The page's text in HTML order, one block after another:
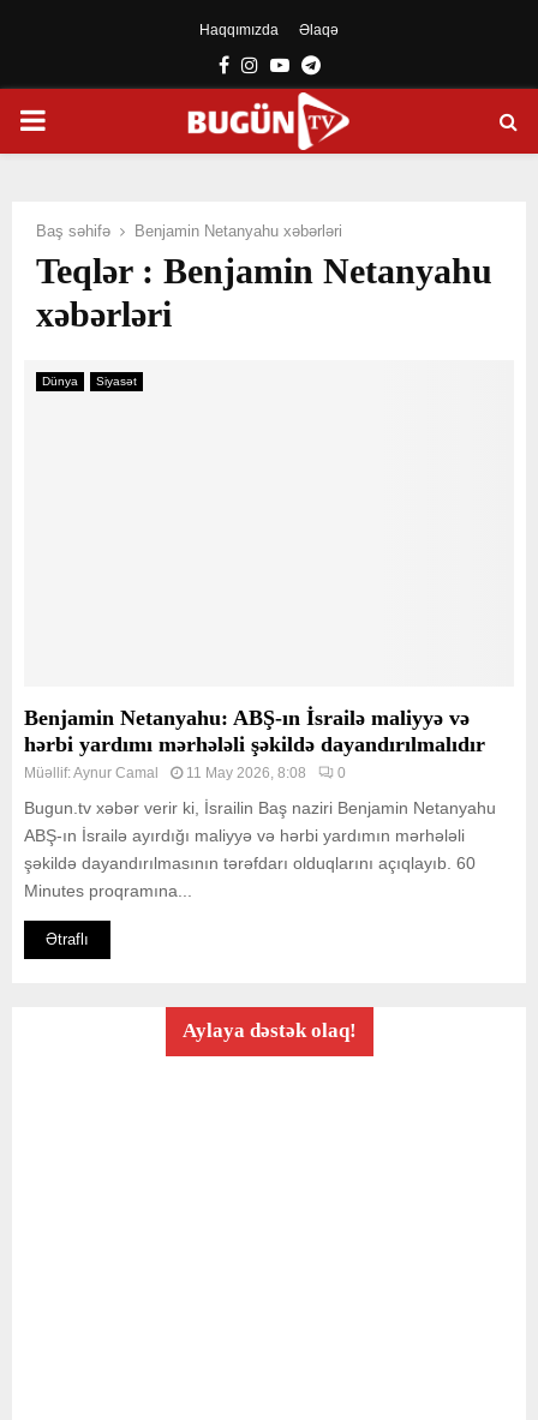
Haqqımızda Əlaqə
Facebook
Instagram
YoutubeTelegram
PRIMARY
Baş səhifə Benjamin Netanyahu xəbərləri
Teqlər : Benjamin Netanyahu
xəbərləri
Dünya Siyasət
Benjamin Netanyahu: ABŞ-ın İsrailə maliyyə və
hərbi yardımı mərhələli şəkildə dayandırılmalıdır
Müəllif:Aynur Camal 11 May 2026, 8:08 0
Bugun.tv xəbər verir ki, İsrailin Baş naziri Benjamin Netanyahu
ABŞ-ın İsrailə ayırdığı maliyyə və hərbi yardımın mərhələli
şəkildə dayandırılmasının tərəfdarı olduqlarını açıqlayıb. 60
Minutes proqramına...
Ətraflı
Aylaya dəstək olaq!